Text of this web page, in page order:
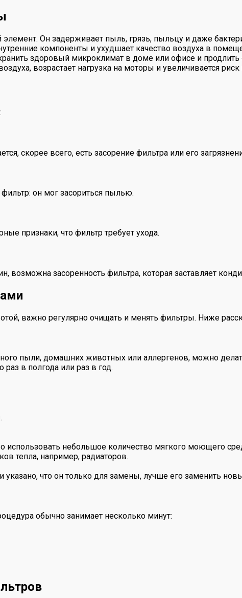
Он задерживает пыль, грязь, пыльцу и даже
компоненты и ухудшает качество воздуха в
здоровый микроклимат в доме или офисе и продлить
возрастает нагрузка на моторы и увеличивается
скорее всего, есть засорение фильтра или его
он мог засориться пылью.
признаки, что фильтр требует ухода.
возможна засоренность фильтра, которая заставляет
важно регулярно очищать и менять фильтры. Ниже
пыли, домашних животных или аллергенов, можно
в полгода или раз в год.
небольшое количество мягкого моющего
тепла, например, радиаторов.
что он только для замены, лучше его заменить
обычно занимает несколько минут: